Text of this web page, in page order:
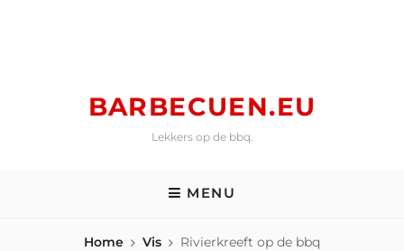
BARBECUEN.EU
Lekkers op de bbq.
MENU
Home Vis Rivierkreeft op de bbq